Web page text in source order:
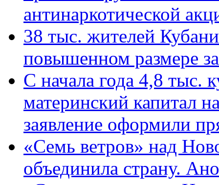
антинаркотической
38 тыс. жителей
повышенном размере
С начала года 4,8 тыс.
материнский капитал
заявление оформили
«Семь ветров» над
объединила страну.